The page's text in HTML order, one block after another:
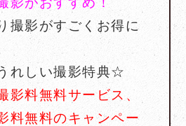
撮影がすごくお得に
れしい撮影特典☆
影料無料サービス、
料無料のキャンペー